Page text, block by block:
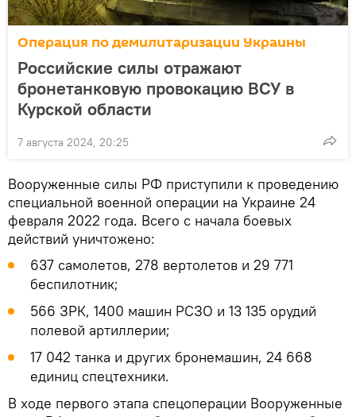
Операция по демилитаризации Украины
Российские силы отражают
бронетанковую провокацию ВСУ в
Курской области
7 августа 2024, 20:25
Вооруженные силы РФ приступили к проведению
специальной военной операции на Украине 24
февраля 2022 года. Всего с начала боевых
действий уничтожено:
637 самолетов, 278 вертолетов и 29 771
беспилотник;
566 ЗРК, 1400 машин РСЗО и 13 135 орудий
полевой артиллерии;
17 042 танка и других бронемашин, 24 668
единиц спецтехники.
В ходе первого этапа спецоперации Вооруженные